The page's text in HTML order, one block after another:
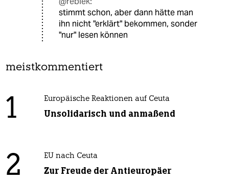
stimmt schon, aber dann hätte man
ihn nicht "erklärt" bekommen, sonder
"nur" lesen können
meistkommentiert
1 Europäische Reaktionen auf Ceuta
Unsolidarisch und anmaßend
2 EU nach Ceuta
Zur Freude der Antieuropäer